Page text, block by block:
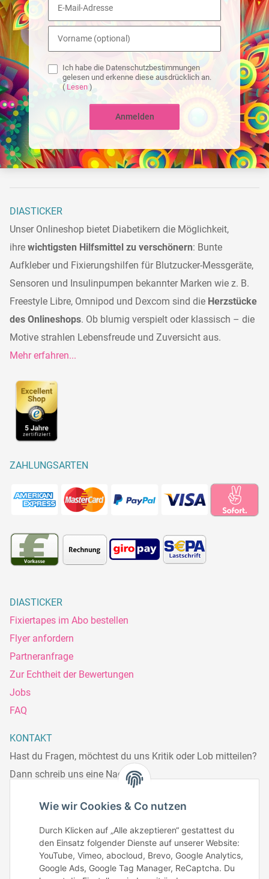
Wie wir Cookies & Co nutzen
Durch Klicken auf „Alle akzeptieren“ gestattest du
den Einsatz folgender Dienste auf unserer Website:
YouTube, Vimeo, abocloud, Brevo, Google Analytics,
Google Ads, Google Tag Manager, ReCaptcha. Du
Ich habe die Datenschutzbestimmungen
gelesen und erkenne diese ausdrücklich an.
( Lesen )
Anmelden
DIASTICKER
Unser Onlineshop bietet Diabetikern die Möglichkeit,
ihre wichtigsten Hilfsmittel zu verschönern: Bunte
Aufkleber und Fixierungshilfen für Blutzucker-Messgeräte,
Sensoren und Insulinpumpen bekannter Marken wie z. B.
Freestyle Libre, Omnipod und Dexcom sind die Herzstücke
des Onlineshops. Ob blumig verspielt oder klassisch – die
Motive strahlen Lebensfreude und Zuversicht aus.
Mehr erfahren...
ZAHLUNGSARTEN
DIASTICKER
Fixiertapes im Abo bestellen
Flyer anfordern
Partneranfrage
Zur Echtheit der Bewertungen
Jobs
FAQ
KONTAKT
Hast du Fragen, möchtest du uns Kritik oder Lob mitteilen?
Dann schreib uns eine Nachricht.
Telefonisch erreichst du uns:
Telefonnr.: 0951/70045771
Zum Kontakt